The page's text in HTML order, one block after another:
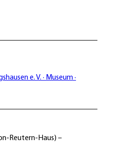
e. V. · Museum ·
Reutern-Haus) –